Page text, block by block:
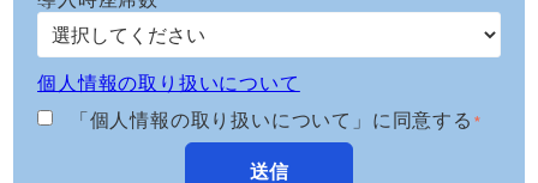
個人情報の取り扱いについて
「個人情報の取り扱いについて」に同意する *